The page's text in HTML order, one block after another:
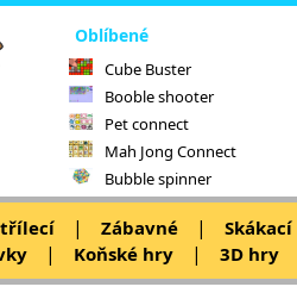
Oblíbené
Cube Buster
Booble shooter
Pet connect
Mah Jong Connect
Bubble spinner
| Zábavné | Skákací
| Koňské hry | 3D hry